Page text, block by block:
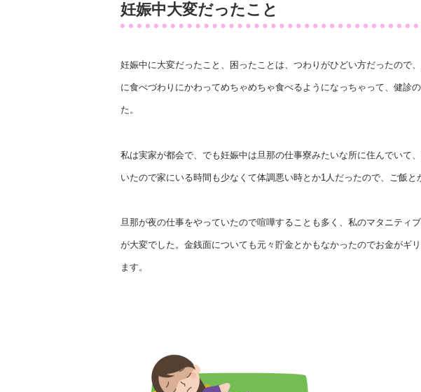
妊娠中大変だったこと
妊娠中に大変だったこと、困ったことは、つわりがひどい方だったので
に食べづわりにかわってめちゃめちゃ食べるようになっちゃって、健診
た。
私は実家が都会で、でも妊娠中は旦那の仕事寮みたいな所に住んでいて
いたので家にいる時間も少なくて体調悪い時とか1人だったので、ご飯
旦那が夜の仕事をやっていたので喧嘩することも多く、私のマタニティ
が大変でした。金銭面についても元々貯金とかもなかったのでお金がギ
ます。